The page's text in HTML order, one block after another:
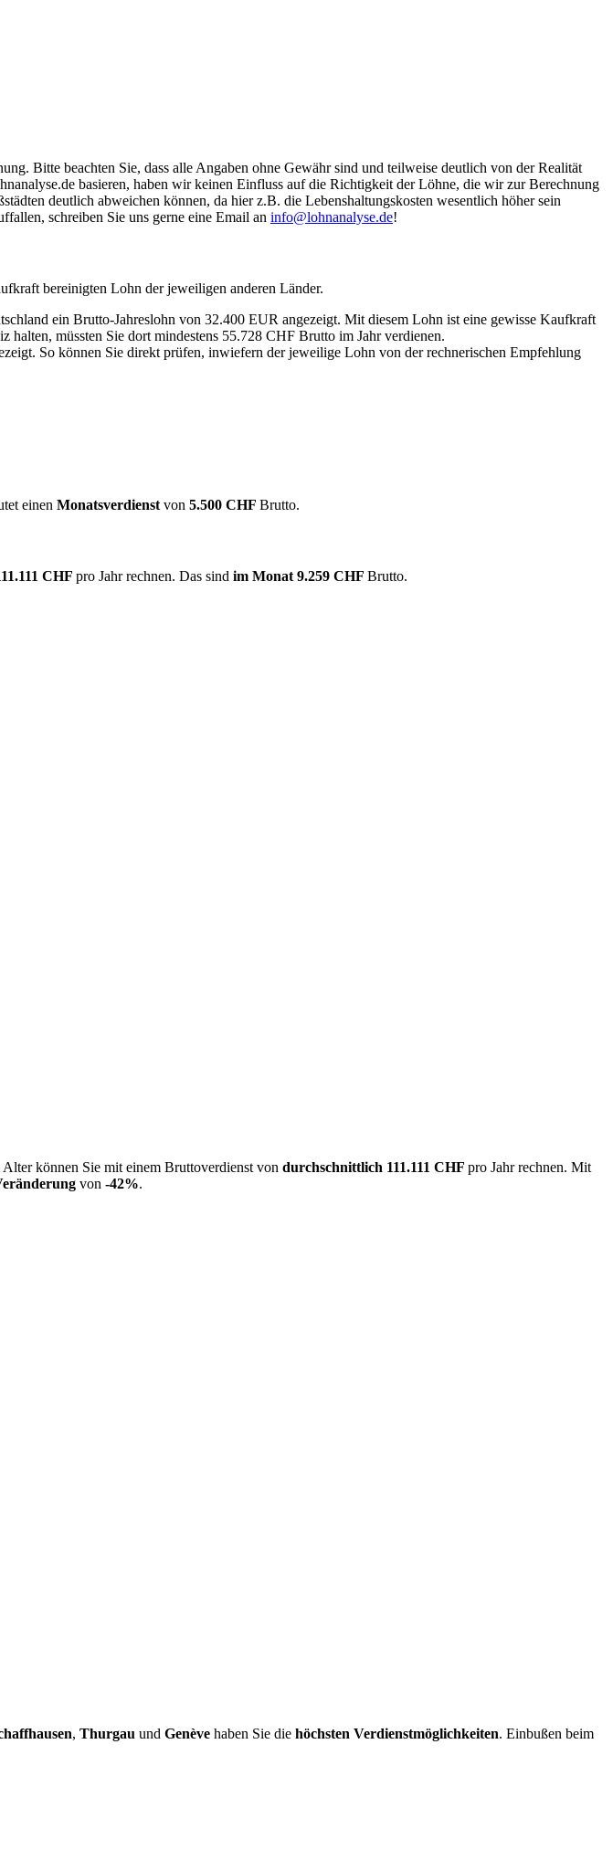
Bitte beachten Sie, dass alle Angaben ohne Gewähr sind und teilweise deutlich von der Realität
basieren, haben wir keinen Einfluss auf die Richtigkeit der Löhne, die wir zur Berechnung
deutlich abweichen können, da hier z.B. die Lebenshaltungskosten wesentlich höher sein
schreiben Sie uns gerne eine Email an info@lohnanalyse.de!
bereinigten Lohn der jeweiligen anderen Länder.
ein Brutto-Jahreslohn von 32.400 EUR angezeigt. Mit diesem Lohn ist eine gewisse Kaufkraft
halten, müssten Sie dort mindestens 55.728 CHF Brutto im Jahr verdienen.
So können Sie direkt prüfen, inwiefern der jeweilige Lohn von der rechnerischen Empfehlung
einen Monatsverdienst von 5.500 CHF Brutto.
CHF pro Jahr rechnen. Das sind im Monat 9.259 CHF Brutto.
können Sie mit einem Bruttoverdienst von durchschnittlich 111.111 CHF pro Jahr rechnen. Mit
von -42%.
, Thurgau und Genève haben Sie die höchsten Verdienstmöglichkeiten. Einbußen beim